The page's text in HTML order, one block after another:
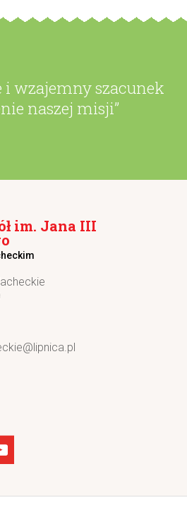
i wzajemny szacunek
naszej misji”
im. Jana III